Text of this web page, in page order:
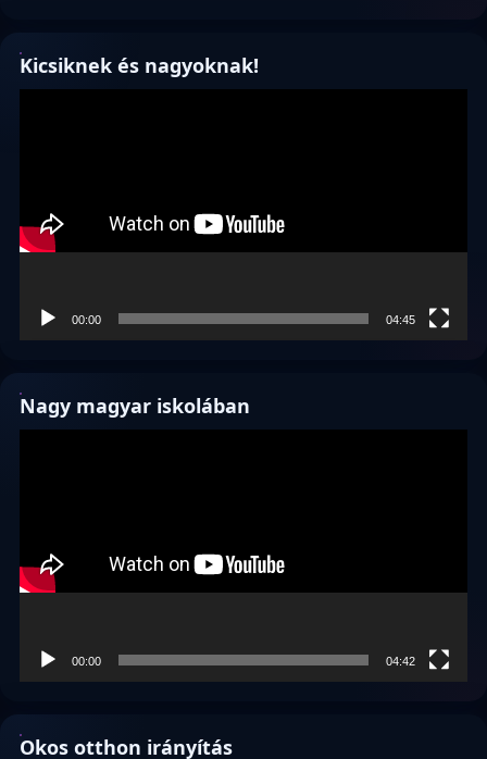
Kicsiknek és nagyoknak!
00:00 04:45
Nagy magyar iskolában
00:00 04:42
Okos otthon irányítás